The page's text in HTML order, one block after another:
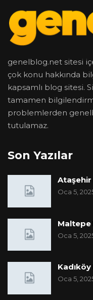
genelblog.net sitesi
çok konu hakkında
kapsamlı blog sitesi.
tamamen
problemlerden
tutulamaz.
Son Yazılar
Oca 5,
Maltepe
Oca 5,
Oca 5,